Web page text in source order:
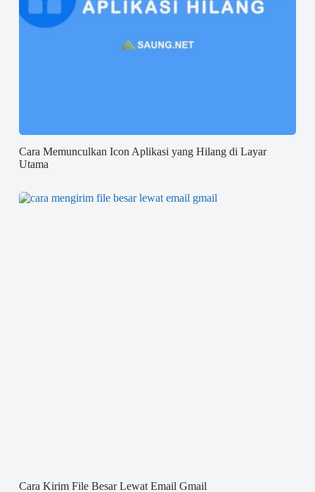
Cara Memunculkan Icon Aplikasi yang Hilang di Layar
Utama
Cara Kirim File Besar Lewat Email Gmail